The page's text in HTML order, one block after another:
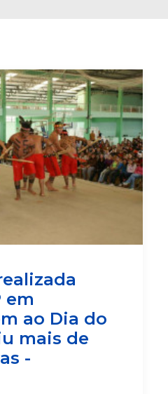
em
ao Dia do
mais de
-